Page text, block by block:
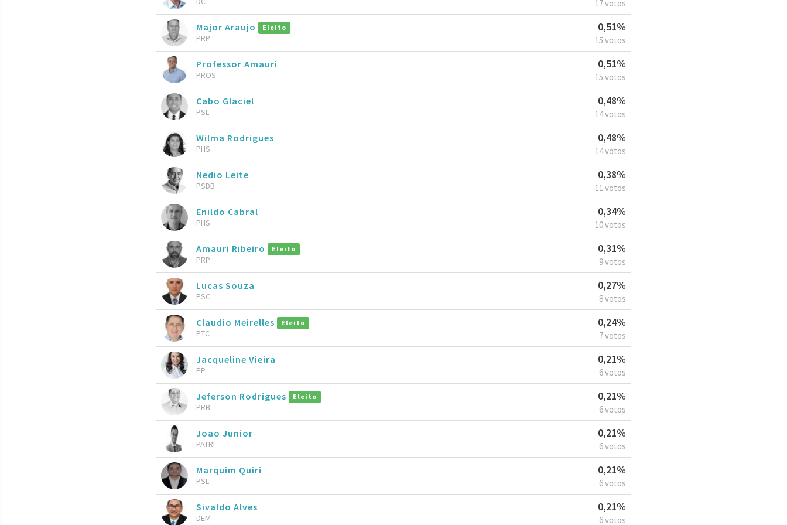
17 votos
Major Araujo Eleito
PRP
0,51%
15 votos
Professor Amauri
PROS
0,51%
15 votos
Cabo Glaciel
PSL
0,48%
14 votos
Wilma Rodrigues
PHS
0,48%
14 votos
Nedio Leite
PSDB
0,38%
11 votos
Enildo Cabral
PHS
0,34%
10 votos
Amauri Ribeiro Eleito
PRP
0,31%
9 votos
Lucas Souza
PSC
0,27%
8 votos
Claudio Meirelles Eleito
PTC
0,24%
7 votos
Jacqueline Vieira
PP
0,21%
6 votos
Jeferson Rodrigues Eleito
PRB
0,21%
6 votos
Joao Junior
PATRI
0,21%
6 votos
Marquim Quiri
PSL
0,21%
6 votos
Sivaldo Alves
DEM
0,21%
6 votos